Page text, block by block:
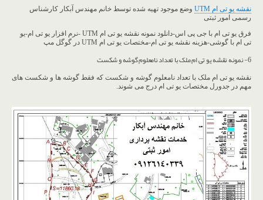
نقشه یو تی ام UTM
وضع موجود تهیه شده توسط خانم مهندس آبکار کارشناس
رسمی امور ثبتی
فرق یو تی ام با جی پی اس-دانلود نمونه نقشه یو تی ام UTM -نرم افزار یو تی ام-یو
تی ام با گوشی-هزینه نقشه یو تی ام-مختصات یو تی ام UTM در گوگل مپ
6- نمونه نقشه یو تی ام ملک با تعداد نامعلوم گوشه و شکست
نقشه یو تی ام ملک با تعداد نامعلوم گوشه و شکست که فقط گوشه ها و شکست های
مهم در جدورل مختصات یو تی ام درج می شوند.